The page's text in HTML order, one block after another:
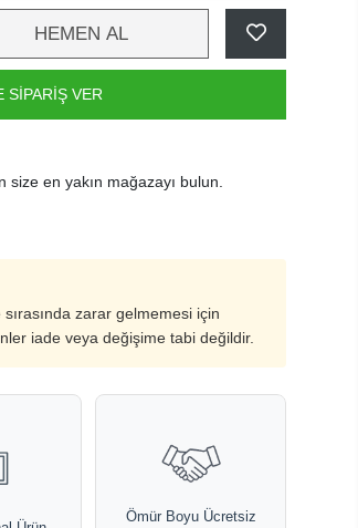
HEMEN AL
SİPARİŞ VER
en yakın mağazayı bulun.
zarar gelmemesi için
iade veya değişime tabi değildir.
Ömür Boyu Ücretsiz